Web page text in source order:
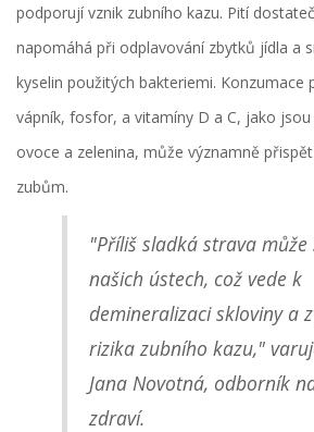
podporují vznik zubního kazu. Pití
napomáhá při odplavování zbytků jídla a
kyselin použitých bakteriemi. Konzumace
vápník, fosfor, a vitamíny D a C, jako
ovoce a zelenina, může významně
zubům.
"Příliš sladká strava může
našich ústech, což vede k
demineralizaci skloviny a
rizika zubního kazu,"
Jana Novotná, odborník
zdraví.